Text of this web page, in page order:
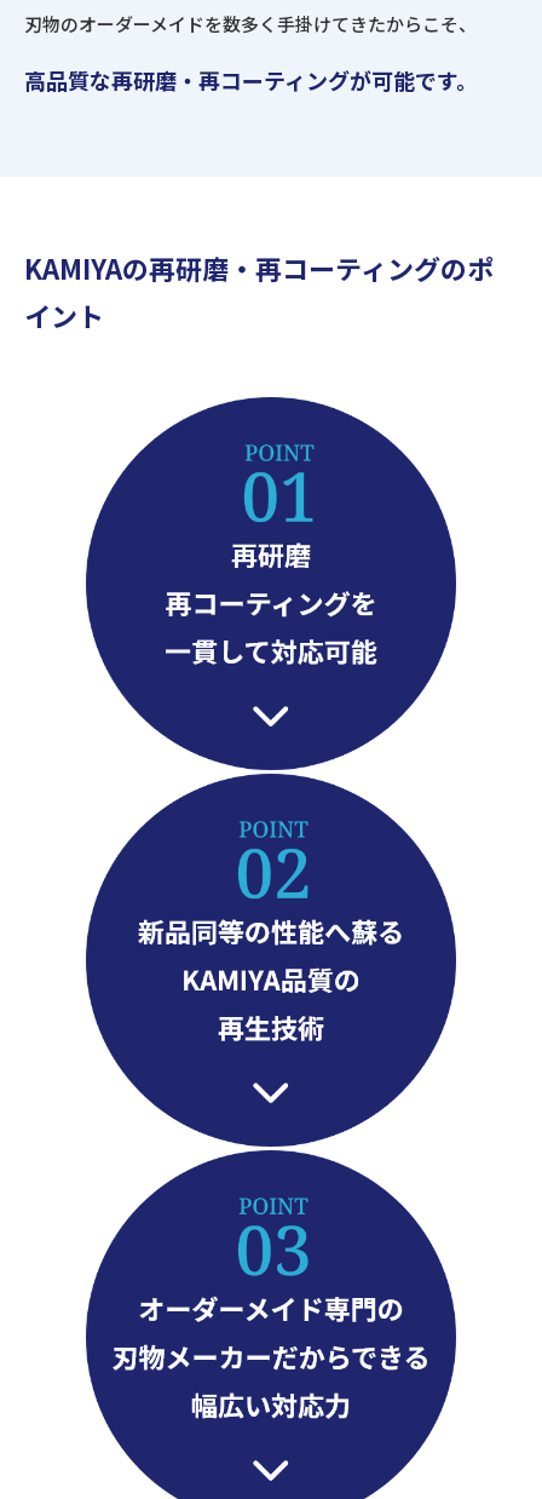
刃物のオーダーメイドを数多く手掛けてきたからこそ、
高品質な再研磨・再コーティングが可能です。
KAMIYAの再研磨・再コーティングのポ
イント